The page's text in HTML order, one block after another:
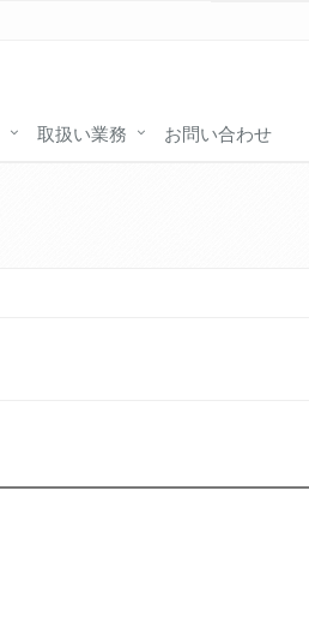
取扱い業務 お問い合わせ